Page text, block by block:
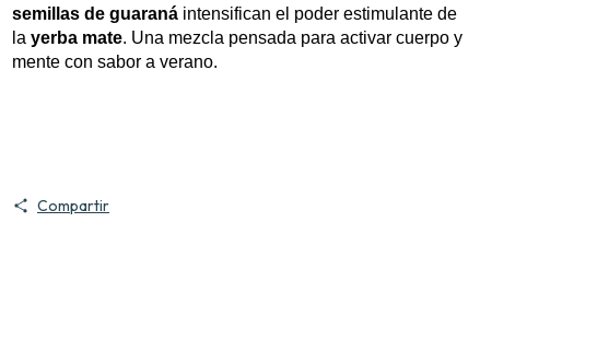
semillas de guaraná intensifican el poder estimulante de
la yerba mate. Una mezcla pensada para activar cuerpo y
mente con sabor a verano.
Compartir